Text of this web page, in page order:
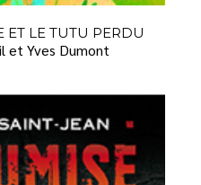
LE TUTU PERDU
et Yves Dumont